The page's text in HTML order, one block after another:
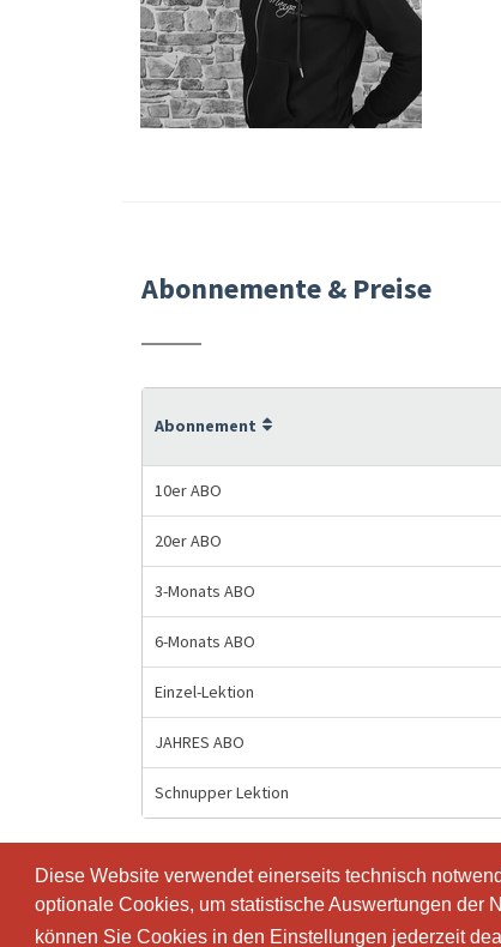
Diese Website verwendet einerseits technisch
optionale Cookies, um statistische Auswertungen der
können Sie Cookies in den Einstellungen jederzeit
Diese Website verwendet einerseits technisch
optionale Cookies, um statistische Auswertungen der
können Sie Cookies in den Einstellungen jederzeit
Abonnemente & Preise
Abonnement
10er ABO
20er ABO
3-Monats ABO
6-Monats ABO
Einzel-Lektion
JAHRES ABO
Schnupper Lektion
© SportsNow® 2026. Die Schweizer Software für